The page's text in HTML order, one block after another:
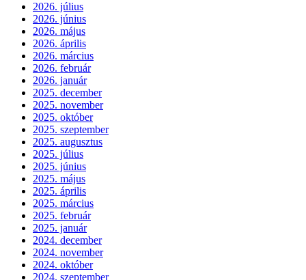
2026. július
2026. június
2026. május
2026. április
2026. március
2026. február
2026. január
2025. december
2025. november
2025. október
2025. szeptember
2025. augusztus
2025. július
2025. június
2025. május
2025. április
2025. március
2025. február
2025. január
2024. december
2024. november
2024. október
2024. szeptember